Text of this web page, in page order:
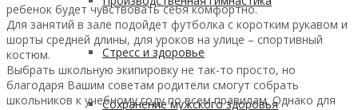
Стресс и здоровье
Сохранение мужского здоровья
ребенок будет чувствовать себя комфортно.
Для занятий в зале подойдет футболка с коротким рукавом и
шорты средней длины, для уроков на улице – спортивный
костюм.
Выбрать школьную экипировку не так-то просто, но
благодаря Вашим советам родители смогут собрать
школьников к учебному году по всем правилам. Однако для